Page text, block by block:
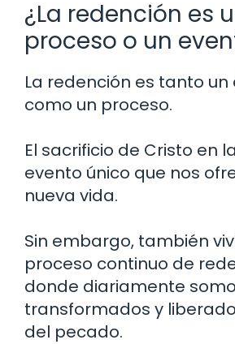
¿La redención es
proceso o un
La redención es tanto un
como un proceso.
El sacrificio de Cristo en
evento único que nos
nueva vida.
Sin embargo, también
proceso continuo de
donde diariamente
transformados y
del pecado.